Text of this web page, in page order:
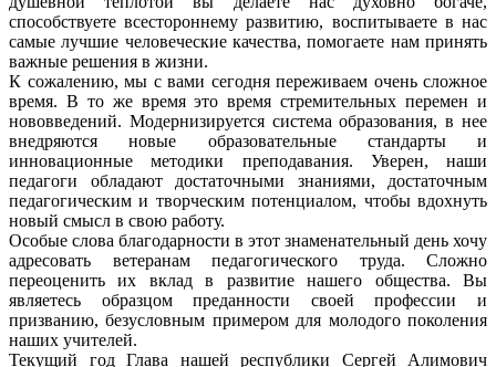
способствуете всестороннему развитию, воспитываете в нас
самые лучшие человеческие качества, помогаете нам принять
важные решения в жизни.
К сожалению, мы с вами сегодня переживаем очень сложное
время. В то же время это время стремительных перемен и
нововведений. Модернизируется система образования, в нее
внедряются новые образовательные стандарты и
инновационные методики преподавания. Уверен, наши
педагоги обладают достаточными знаниями, достаточным
педагогическим и творческим потенциалом, чтобы вдохнуть
новый смысл в свою работу.
Особые слова благодарности в этот знаменательный день хочу
адресовать ветеранам педагогического труда. Сложно
переоценить их вклад в развитие нашего общества. Вы
являетесь образцом преданности своей профессии и
призванию, безусловным примером для молодого поколения
наших учителей.
Текущий год Глава нашей республики Сергей Алимович